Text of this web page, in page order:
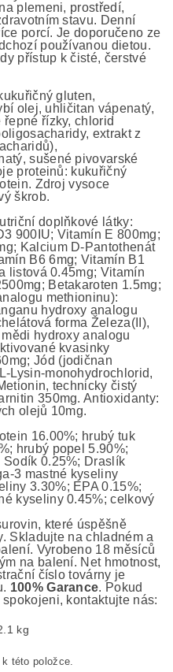
plemeni, prostředí,
stavu. Denní
porcí. Je doporučeno ze
používanou dietou.
přístup k čisté, čerstvé
gluten,
olej, uhličitan vápenatý,
řepné řízky, chlorid
extrakt z
sušené pivovarské
proteinů: kukuřičný
Zdroj vysoce
škrob.
doplňkové látky:
900IU; Vitamín E 800mg;
Kalcium D-Pantothenát
B6 6mg; Vitamín B1
listová 0.45mg; Vitamín
Betakaroten 1.5mg;
methioninu):
hydroxy analogu
forma Železa(II),
hydroxy analogu
kvasinky
Jód (jodičnan
Lysin-monohydrochlorid,
technicky čistý
350mg. Antioxidanty:
olejů 10mg.
16.00%; hrubý tuk
hrubý popel 5.90%;
0.25%; Draslík
3 mastné kyseliny
3.30%; EPA 0.15%;
kyseliny 0.45%; celkový
které úspěšně
Skladujte na chladném a
Vyrobeno 18 měsíců
na balení. Net hmotnost,
číslo továrny je
100% Garance. Pokud
kontaktujte nás:
kg
této položce.